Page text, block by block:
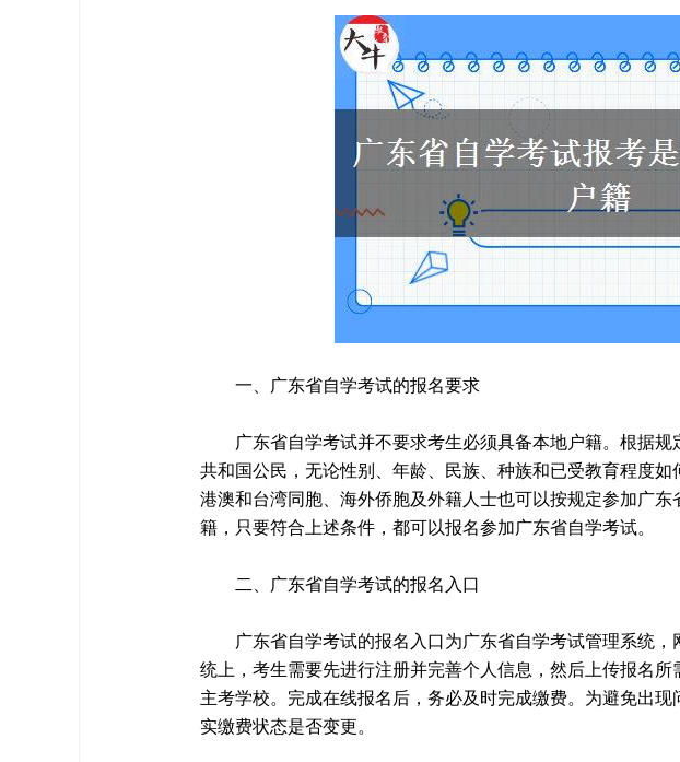
一、广东省自学考试的报名要求
广东省自学考试并不要求考生必须具备本地户籍。根据
共和国公民，无论性别、年龄、民族、种族和已受教育程度如
港澳和台湾同胞、海外侨胞及外籍人士也可以按规定参加广
籍，只要符合上述条件，都可以报名参加广东省自学考试。
二、广东省自学考试的报名入口
广东省自学考试的报名入口为广东省自学考试管理系统，
统上，考生需要先进行注册并完善个人信息，然后上传报名
主考学校。完成在线报名后，务必及时完成缴费。为避免出
实缴费状态是否变更。